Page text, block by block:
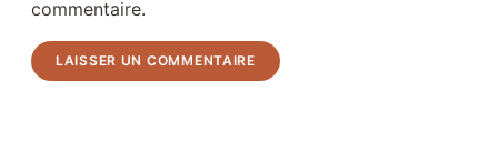
commentaire.